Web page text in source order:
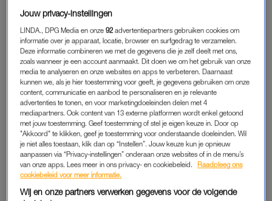
begon hij opvallende vragen te stellen. Dan vroeg hij welk
speelgoed ik leuk vond, om uiteindelijk zelf toe te geven dat hij
niet van jongensspeelgoed hield. Op een gegeven moment
vroeg hij: ‘Heeft jouw buik mij wel goed gemaakt?’ ‘Natuurlijk,
je bent prachtig’, reageerde ik dan. Waarop hij toch vroeg:
‘Kun je mij niet opeten en opnieuw maken?'”
Lees ook
Megan vindt leven met een tweeling fantastisch: ‘Ik begrijp die
horrorverhalen niet’
JEUK
“Langzaam werd duidelijk wat hem dwarszat. Soms maakte
Jouw privacy-instellingen
LINDA., DPG Media en onze92 advertentiepartners gebruiken cookies om
informatie over je apparaat, locatie, browser en surfgedrag te verzamelen.
Deze informatie combineren we met de gegevens die je zelf deelt met ons,
zoals wanneer je een account aanmaakt. Dit doen we om het gebruik van onze
media te analyseren en onze websites en apps te verbeteren. Daarnaast
kunnen we, als je hier toestemming voor geeft, je gegevens gebruiken om onze
content, communicatie en aanbod te personaliseren en je relevante
advertenties te tonen, en voor marketingdoeleinden delen met 4
mediapartners. Ook content van 13 externe platformen wordt enkel getoond
met jouw toestemming. Geef toestemming of stel je eigen keuze in. Door op
"Akkoord" te klikken, geef je toestemming voor onderstaande doeleinden. Wil
je niet alles toestaan, klik dan op “Instellen”. Jouw keuze kun je opnieuw
aanpassen via “Privacy-instellingen” onderaan onze websites of in de menu’s
van onze apps. Lees meer in ons privacy- en cookiebeleid.
Raadpleeg ons
cookiebeleid voor meer informatie.
Wij en onze partners verwerken gegevens voor de volgende